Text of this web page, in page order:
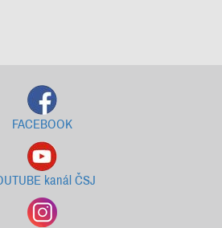
FACEBOOK
kanál ČSJ